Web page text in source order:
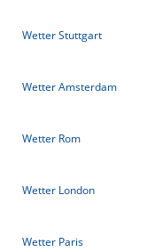
Wetter Stuttgart
Wetter Amsterdam
Wetter Rom
Wetter London
Wetter Paris